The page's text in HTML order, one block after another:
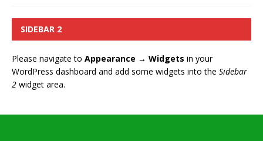
SIDEBAR 2
Please navigate to Appearance → Widgets in your
WordPress dashboard and add some widgets into the Sidebar
2 widget area.